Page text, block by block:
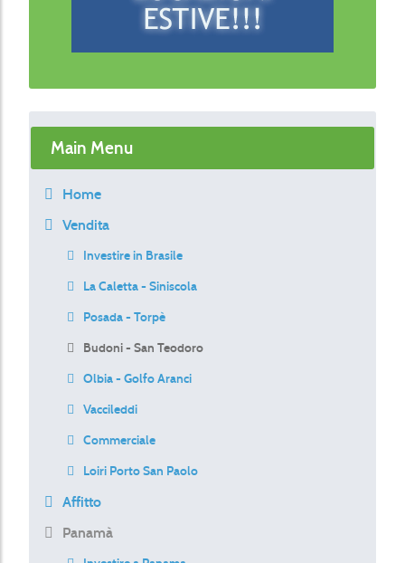
Main Menu
Home
Vendita
Investire in Brasile
La Caletta - Siniscola
Posada - Torpè
Budoni - San Teodoro
Olbia - Golfo Aranci
Vaccileddi
Commerciale
Loiri Porto San Paolo
Affitto
Panamà